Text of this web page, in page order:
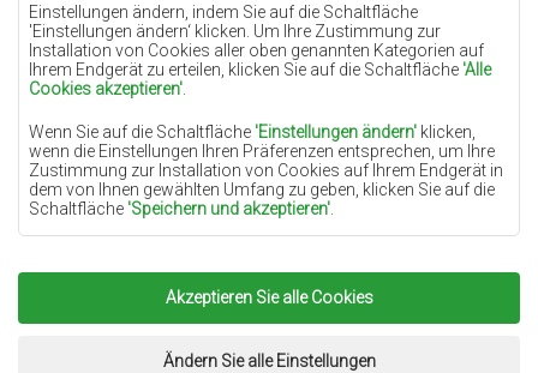
Einstellungen ändern, indem Sie auf die Schaltfläche
'Einstellungen ändern‘ klicken. Um Ihre Zustimmung zur
Installation von Cookies aller oben genannten Kategorien auf
Ihrem Endgerät zu erteilen, klicken Sie auf die Schaltfläche 'Alle
Cookies akzeptieren'
Wenn Sie auf die Schaltfläche 'Einstellungen ändern' klicken,
wenn die Einstellungen Ihren Präferenzen entsprechen, um Ihre
Zustimmung zur Installation von Cookies auf Ihrem Endgerät in
dem von Ihnen gewählten Umfang zu geben, klicken Sie auf die
Schaltfläche 'Speichern und akzeptieren'
Grundlage für die Verarbeitung das berechtigte Interesse des
Datenverwalters (TEPPICHECHEMEX) oder Dritter in Form der
Bereitstellung qualitativ hochwertiger Dienste auf unserer
Website und der Marketingaktivitäten des Datenverwalters und
seiner vertrauenswürdigen Partner.
Akzeptieren Sie alle Cookies
Ändern Sie alle Einstellungen
Teppiche Orange
Teppiche Rosa
Teppiche Terrakotte
Teppiche Grün
Teppiche Golden
Copyright 2022Teppiche Chemex.Alle Rechte
Umsetzung:www.dimax.pl